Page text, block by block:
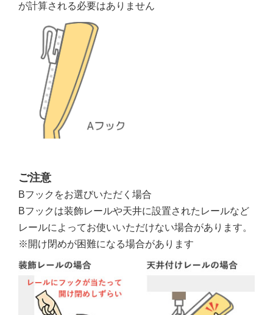
が計算される必要はありません
ご注意
Bフックをお選びいただく場合
Bフックは装飾レールや天井に設置されたレールなど
レールによってお使いいただけない場合があります。
※開け閉めが困難になる場合があります